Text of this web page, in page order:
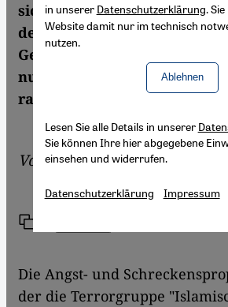
sich in den vergangenen
den syrischen Rebellen
Gebieten etabliert hat, ist
nur dem Assad-Regime,
radikalen Islamisten ein Dorn
VonJoseph Croitoru
Die Angst- und
der die Terrorgruppe
in unserer Datenschutzerklärung.
Website damit nur im technisch
nutzen.
Ablehnen
Lesen Sie alle Details in unserer
Sie können Ihre hier abgegebene
einsehen und widerrufen.
Datenschutzerklärung Impressum